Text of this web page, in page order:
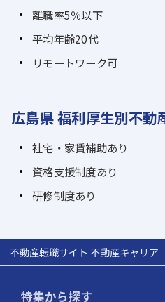
離職率5％以下
平均年齢20代
リモートワーク可
広島県 福利厚生別不動
社宅・家賃補助あり
資格支援制度あり
研修制度あり
不動産転職サイト 不動産キャリア
特集から探す